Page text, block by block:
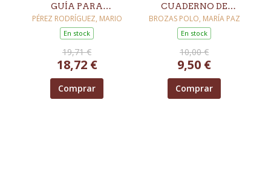
GUÍA PARA
TIEMPOS DIFÍCILES
PÉREZ RODRÍGUEZ, MARIO
En stock
19,71 €
18,72 €
Comprar
CUADERNO DE
APRENDIZAJE (CD)
BROZAS POLO, MARÍA PAZ
En stock
10,00 €
9,50 €
Comprar